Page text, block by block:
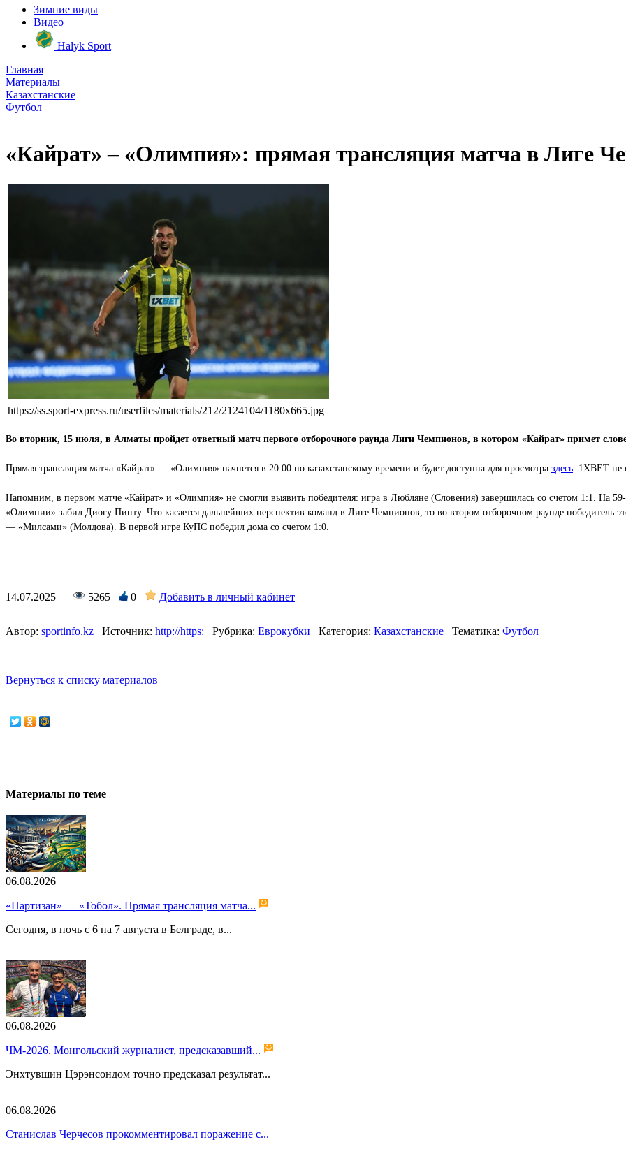
Зимние виды
Видео
Halyk Sport
Главная
Материалы
Казахстанские
Футбол
«Кайрат» – «Олимпия»: прямая трансляция матча в Лиге
https://ss.sport-express.ru/userfiles/materials/212/2124104/1180x665.jpg
Во вторник, 15 июля, в Алматы пройдет ответный матч первого отборочного раунда Лиги Чемпионов, в котором «Кайрат» примет
Прямая трансляция матча «Кайрат» — «Олимпия» начнется в 20:00 по казахстанскому времени и будет доступна для просмотра здесь . 1XBET не
Напомним, в первом матче «Кайрат» и «Олимпия» не смогли выявить победителя: игра в Любляне (Словения) завершилась со счетом 1:1. На
«Олимпии» забил Диогу Пинту. Что касается дальнейших перспектив команд в Лиге Чемпионов, то во втором отборочном раунде победитель
— «Милсами» (Молдова). В первой игре КуПС победил дома со счетом 1:0.
14.07.2025 5265 0 Добавить в личный кабинет
Автор: sportinfo.kz Источник: http://https: Рубрика: Еврокубки Категория: Казахстанские Тематика: Футбол
Вернуться к списку материалов
Материалы по теме
06.08.2026
«Партизан» — «Тобол». Прямая трансляция матча...
Сегодня, в ночь с 6 на 7 августа в Белграде, в...
06.08.2026
ЧМ-2026. Монгольский журналист, предсказавший...
Энхтувшин Цэрэнсондом точно предсказал результат...
06.08.2026
Станислав Черчесов прокомментировал поражение с...